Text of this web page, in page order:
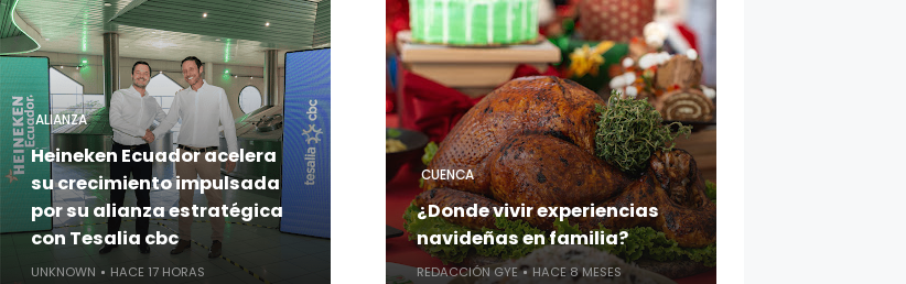
ALIANZA
Heineken Ecuador acelera
su crecimiento impulsada
por su alianza estratégica
con Tesalia cbc
UNKNOWN HACE 17 HORAS
CUENCA
¿Donde vivir experiencias
navideñas en familia?
REDACCIÓN GYE HACE 8 MESES